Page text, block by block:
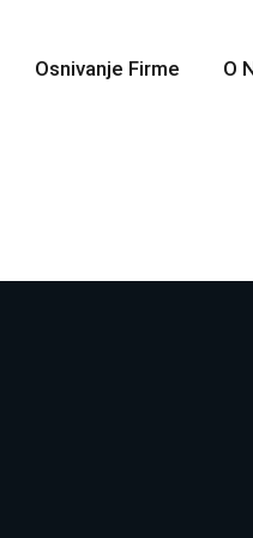
Osnivanje Firme O